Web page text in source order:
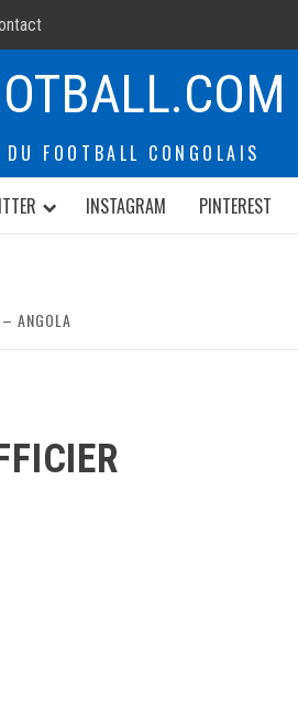
FOOTBALL CONGOLAIS
INSTAGRAM PINTEREST
ANGOLA